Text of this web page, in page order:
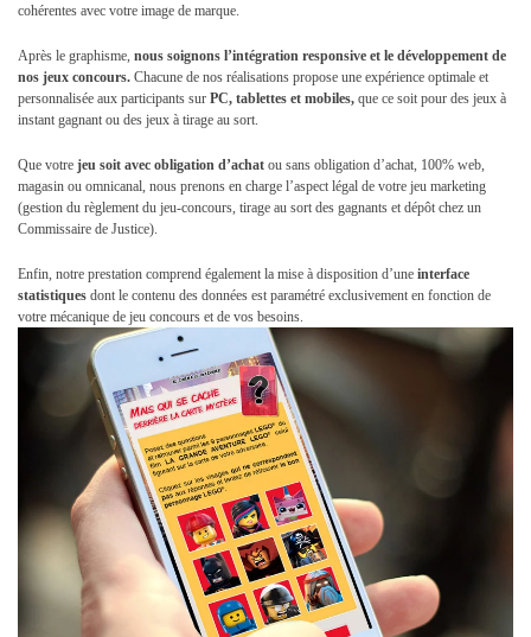
cohérentes avec votre image de marque.
Après le graphisme, nous soignons l’intégration responsive et le développement de
nos jeux concours. Chacune de nos réalisations propose une expérience optimale et
personnalisée aux participants sur PC, tablettes et mobiles, que ce soit pour des jeux à
instant gagnant ou des jeux à tirage au sort.
Que votre jeu soit avec obligation d’achat ou sans obligation d’achat, 100% web,
magasin ou omnicanal, nous prenons en charge l’aspect légal de votre jeu marketing
(gestion du règlement du jeu-concours, tirage au sort des gagnants et dépôt chez un
Commissaire de Justice).
Enfin, notre prestation comprend également la mise à disposition d’une interface
statistiques dont le contenu des données est paramétré exclusivement en fonction de
votre mécanique de jeu concours et de vos besoins.